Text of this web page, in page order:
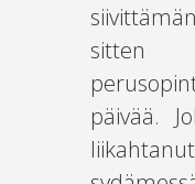
sitten
päivää.